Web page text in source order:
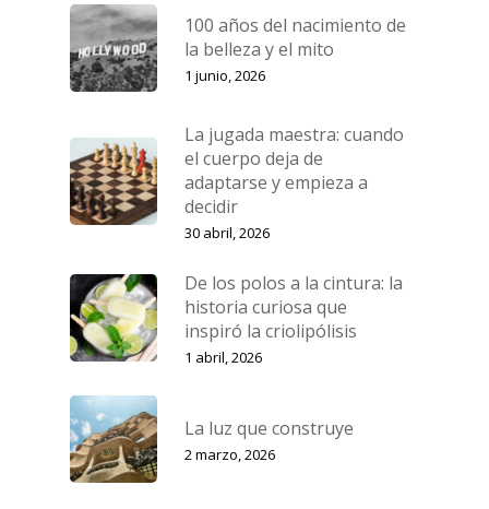
100 años del nacimiento de
la belleza y el mito
1 junio, 2026
La jugada maestra: cuando
el cuerpo deja de
adaptarse y empieza a
decidir
30 abril, 2026
De los polos a la cintura: la
historia curiosa que
inspiró la criolipólisis
1 abril, 2026
La luz que construye
2 marzo, 2026
Tel.934 878 640
Tratamientos
Medicina Estética
Equipo
Blog